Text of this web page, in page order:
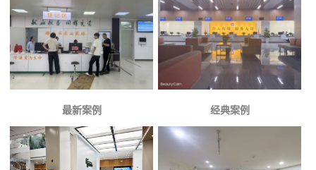
最新案例 经典案例